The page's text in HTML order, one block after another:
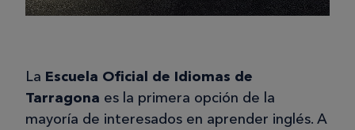
La Escuela Oficial de Idiomas de
Tarragona es la primera opción de la
mayoría de interesados en aprender inglés. A